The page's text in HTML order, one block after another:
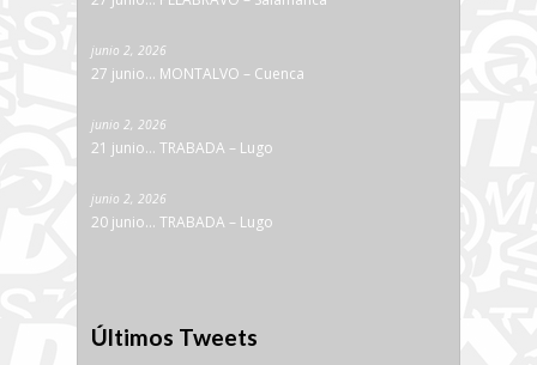
junio 2, 2026
27 junio… MONTALVO – Cuenca
junio 2, 2026
21 junio… TRABADA – Lugo
junio 2, 2026
20 junio… TRABADA – Lugo
Últimos Tweets